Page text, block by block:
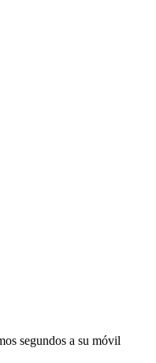
segundos a su móvil